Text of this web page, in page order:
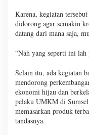
Karena, kegiatan
didorong agar semakin
datang dari mana saja,
“Nah yang seperti ini
Selain itu, ada kegiatan
mendorong
ekonomi hijau dan
pelaku UMKM di
memasarkan produk
tandasnya.